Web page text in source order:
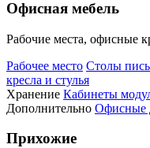
Офисная мебель
Рабочие места, офисные
Рабочее место Столы
кресла и стулья
Хранение Кабинеты
Дополнительно Офисные
Прихожие